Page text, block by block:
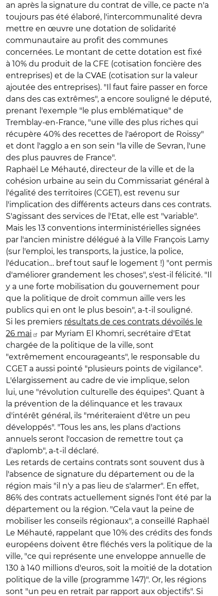
an après la signature du contrat de ville, ce pacte n'a
toujours pas été élaboré, l'intercommunalité devra
mettre en œuvre une dotation de solidarité
communautaire au profit des communes
concernées. Le montant de cette dotation est fixé
à 10% du produit de la CFE (cotisation foncière des
entreprises) et de la CVAE (cotisation sur la valeur
ajoutée des entreprises). "Il faut faire passer en force
dans des cas extrêmes", a encore souligné le député,
prenant l'exemple "le plus emblématique" de
Tremblay-en-France, "une ville des plus riches qui
récupère 40% des recettes de l'aéroport de Roissy"
et dont l'agglo a en son sein "la ville de Sevran, l'une
des plus pauvres de France".
Raphaël Le Méhauté, directeur de la ville et de la
cohésion urbaine au sein du Commissariat général à
l'égalité des territoires (CGET), est revenu sur
l'implication des différents acteurs dans ces contrats.
S'agissant des services de l'Etat, elle est "variable".
Mais les 13 conventions interministérielles signées
par l'ancien ministre délégué à la Ville François Lamy
(sur l'emploi, les transports, la justice, la police,
l'éducation… bref tout sauf le logement !) "ont permis
d'améliorer grandement les choses", s'est-il félicité. "Il
y a une forte mobilisation du gouvernement pour
que la politique de droit commun aille vers les
publics qui en ont le plus besoin", a-t-il souligné.
Si les premiers résultats de ces contrats dévoilés le
26 mai
par Myriam El Khomri, secrétaire d'Etat
chargée de la politique de la ville, sont
"extrêmement encourageants", le responsable du
CGET a aussi pointé "plusieurs points de vigilance".
L'élargissement au cadre de vie implique, selon
lui, une "révolution culturelle des équipes". Quant à
la prévention de la délinquance et les travaux
d'intérêt général, ils "mériteraient d'être un peu
développés". "Tous les ans, les plans d'actions
annuels seront l'occasion de remettre tout ça
d'aplomb", a-t-il déclaré.
Les retards de certains contrats sont souvent dus à
l'absence de signature du département ou de la
région mais "il n'y a pas lieu de s'alarmer". En effet,
86% des contrats actuellement signés l'ont été par la
département ou la région. "Cela vaut la peine de
mobiliser les conseils régionaux", a conseillé Raphaël
Le Méhauté, rappelant que 10% des crédits des fonds
européens doivent être fléchés vers la politique de la
ville, "ce qui représente une enveloppe annuelle de
130 à 140 millions d'euros, soit la moitié de la dotation
politique de la ville (programme 147)". Or, les régions
sont "un peu en retrait par rapport aux objectifs". Si